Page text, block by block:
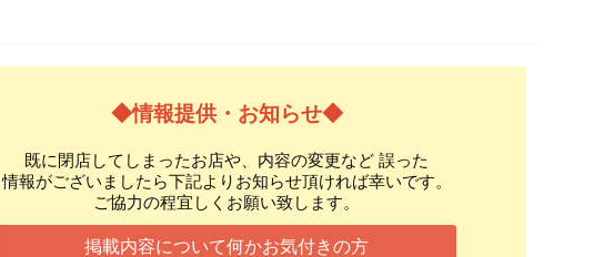
◆情報提供・お知らせ◆
既に閉店してしまったお店や、内容の変更など 誤った
情報がございましたら下記よりお知らせ頂ければ幸いです。
ご協力の程宜しくお願い致します。
掲載内容について何かお気付きの方